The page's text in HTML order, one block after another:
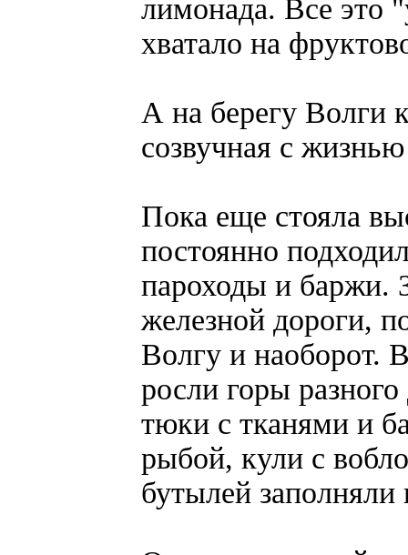
лимонада. Все это
хватало на
А на берегу Волги
созвучная с
Пока еще стояла
постоянно
пароходы и баржи.
железной дороги,
Волгу и наоборот.
росли горы
тюки с тканями и
рыбой, кули с
бутылей заполняли